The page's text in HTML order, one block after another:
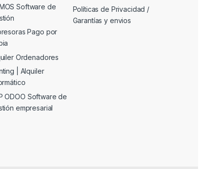
Software de
Pago por
Ordenadores
| Alquiler
ODOO Software de
empresarial
Políticas de Privacidad /
Garantías y envios